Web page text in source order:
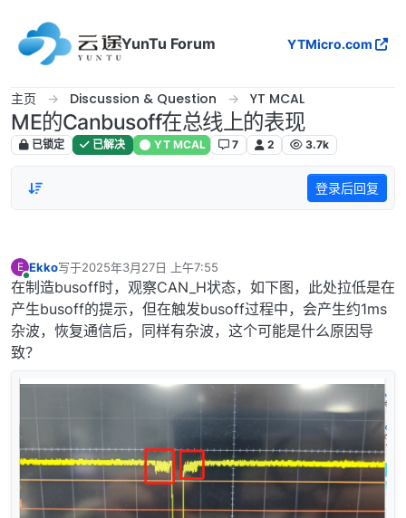
YunTu Forum
YTMicro.com
主页 Discussion & Question YT MCAL
ME的Canbusoff在总线上的表现
已锁定 已解决 YT MCAL 7 2 3.7k
登录后回复
E
在线
Ekko写于2025年3月27日 上午7:55
最后由 编辑
在制造busoff时，观察CAN_H状态，如下图，此处拉低是在
产生busoff的提示，但在触发busoff过程中，会产生约1ms
杂波，恢复通信后，同样有杂波，这个可能是什么原因导
致？